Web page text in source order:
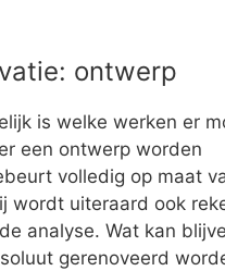
ontwerp
is welke werken er
een ontwerp worden
volledig op maat
wordt uiteraard ook
analyse. Wat kan
gerenoveerd